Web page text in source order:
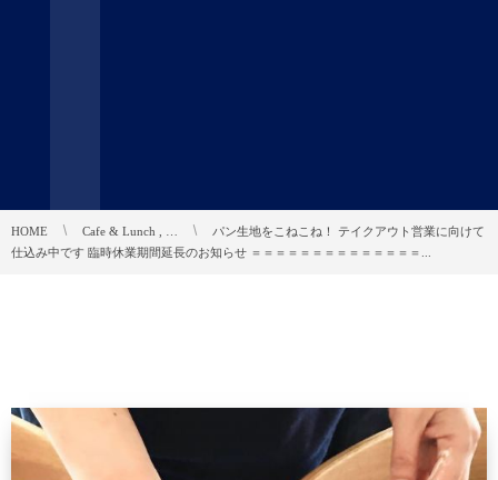
HOME Cafe & Lunch , …
パン生地をこねこね！ テイクアウト営業に向けて
仕込み中です 臨時休業期間延長のお知らせ ＝＝＝＝＝＝＝＝＝＝＝＝＝＝...